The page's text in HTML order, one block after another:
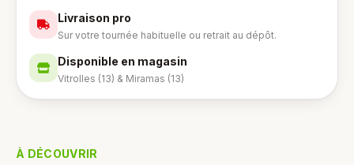
Livraison pro
Sur votre tournée habituelle ou retrait au dépôt.
Disponible en magasin
Vitrolles (13) & Miramas (13)
À DÉCOUVRIR